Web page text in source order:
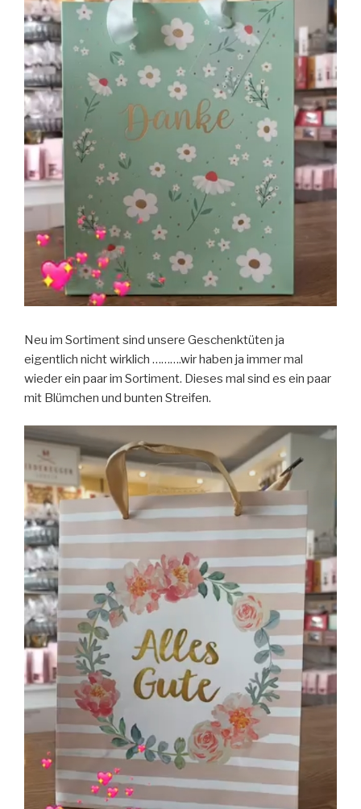
Neu im Sortiment sind unsere Geschenktüten ja
eigentlich nicht wirklich ……….wir haben ja immer mal
wieder ein paar im Sortiment. Dieses mal sind es ein paar
mit Blümchen und bunten Streifen.